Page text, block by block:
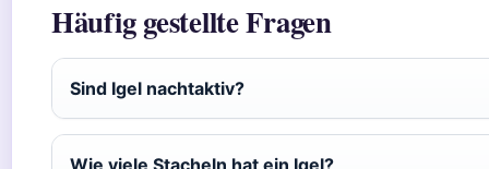
Häufig gestellte Fragen
Sind Igel nachtaktiv?
Wie viele Stacheln hat ein Igel?